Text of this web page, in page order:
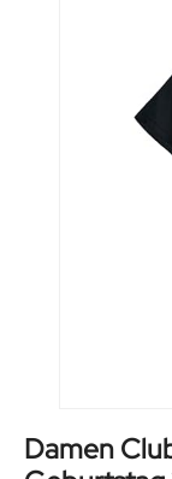
Damen